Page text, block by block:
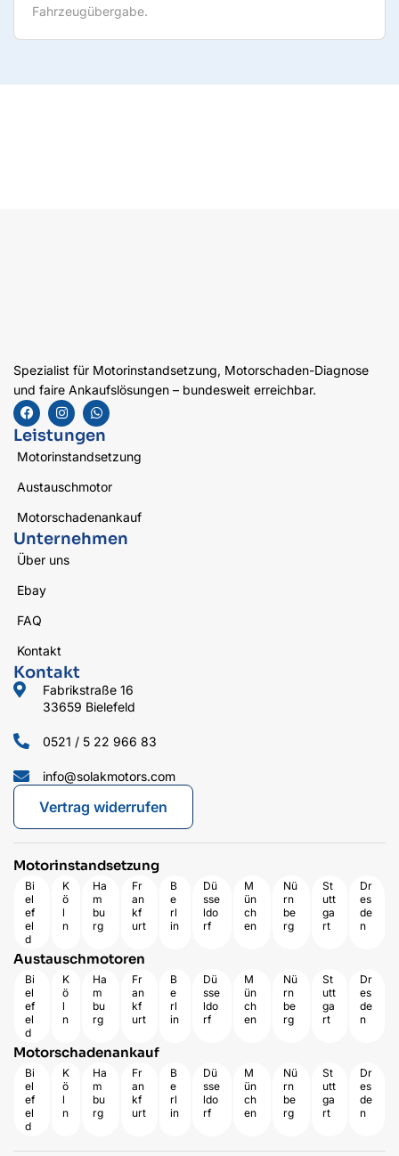
Fahrzeugübergabe.
Spezialist für Motorinstandsetzung, Motorschaden-Diagnose
und faire Ankaufslösungen – bundesweit erreichbar.
Leistungen
Motorinstandsetzung
Austauschmotor
Motorschadenankauf
Unternehmen
Über uns
Ebay
FAQ
Kontakt
Kontakt
Fabrikstraße 16
33659 Bielefeld
0521 / 5 22 966 83
info@solakmotors.com
Vertrag widerrufen
Motorinstandsetzung
Bi
el
ef
el
d
K
ö
l
n
Ha
m
bu
rg
Fr
an
kf
urt
B
e
rl
in
Dü
sse
ldo
rf
M
ün
ch
en
Nü
rn
be
rg
St
utt
ga
rt
Dr
es
de
n
Austauschmotoren
Bi
el
ef
el
d
K
ö
l
n
Ha
m
bu
rg
Fr
an
kf
urt
B
e
rl
in
Dü
sse
ldo
rf
M
ün
ch
en
Nü
rn
be
rg
St
utt
ga
rt
Dr
es
de
n
Motorschadenankauf
Bi
el
ef
el
d
K
ö
l
n
Ha
m
bu
rg
Fr
an
kf
urt
B
e
rl
in
Dü
sse
ldo
rf
M
ün
ch
en
Nü
rn
be
rg
St
utt
ga
rt
Dr
es
de
n